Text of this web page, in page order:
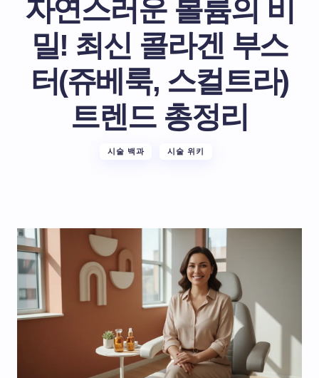
자연스러운 볼륨의 비
밀! 최신 콜라겐 부스
터(쥬베룩, 스컬트라)
트렌드 총정리
시술 백과 시술 위키